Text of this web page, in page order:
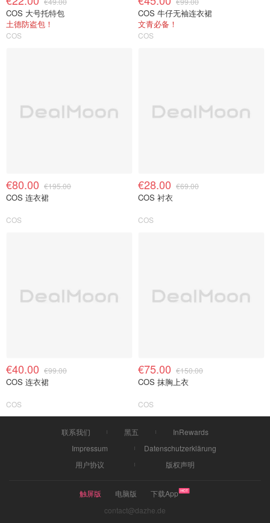
COS 大号托特包
土德防盗包！
COS
COS 牛仔无袖连衣裙
文青必备！
COS
€80.00 €195.00
COS 连衣裙
COS
€28.00 €69.00
COS 衬衣
COS
€40.00 €99.00
COS 连衣裙
COS
€75.00 €150.00
COS 抹胸上衣
COS
联系我们 黑五
InRewards
Impressum
Datenschutzerklärung
用户协议
版权声明
触屏版 电脑版
下载App
contact@dazhe.de